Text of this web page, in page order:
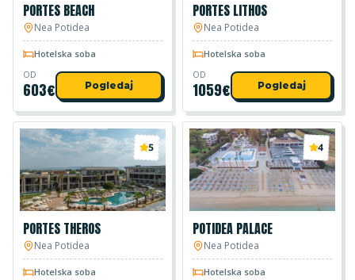
PORTES BEACH
Nea Potidea
Hotelska soba
OD
603€ Pogledaj
PORTES LITHOS
Nea Potidea
Hotelska soba
OD
1059€ Pogledaj
5
PORTES THEROS
Nea Potidea
Hotelska soba
4
POTIDEA PALACE
Nea Potidea
Hotelska soba